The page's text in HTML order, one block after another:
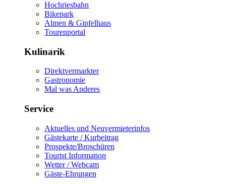
Hochriesbahn
Bikepark
Almen & Gipfelhaus
Tourenportal
Kulinarik
Direktvermarkter
Gastronomie
Mal was Anderes
Service
Aktuelles und Neuvermieterinfos
Gästekarte / Kurbeitrag
Prospekte/Broschüren
Tourist Information
Wetter / Webcam
Gäste-Ehrungen